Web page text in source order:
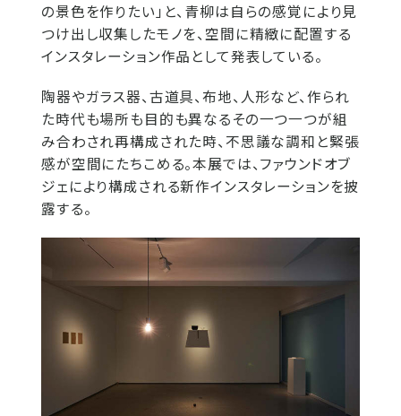
の景色を作りたい」と、青柳は自らの感覚により見
つけ出し収集したモノを、空間に精緻に配置する
インスタレーション作品として発表している。
陶器やガラス器、古道具、布地、人形など、作られ
た時代も場所も目的も異なるその一つ一つが組
み合わされ再構成された時、不思議な調和と緊張
感が空間にたちこめる。本展では、ファウンドオブ
ジェにより構成される新作インスタレーションを披
露する。